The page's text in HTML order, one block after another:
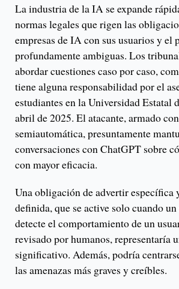
La industria de la IA se expande
normas legales que rigen las
empresas de IA con sus usuarios y el
profundamente ambiguas. Los
abordar cuestiones caso por caso,
tiene alguna responsabilidad por el
estudiantes en la Universidad Estatal
abril de 2025. El atacante, armado
semiautomática, presuntamente
conversaciones con ChatGPT sobre
con mayor eficacia.
Una obligación de advertir específica
definida, que se active solo cuando
detecte el comportamiento de un
revisado por humanos, representaría
significativo. Además, podría
las amenazas más graves y creíbles.